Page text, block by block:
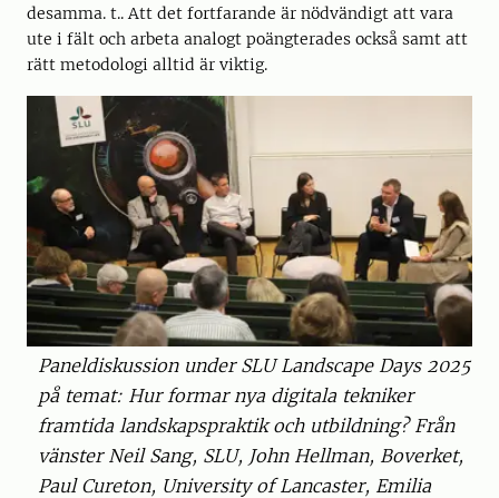
desamma. t.. Att det fortfarande är nödvändigt att vara
ute i fält och arbeta analogt poängterades också samt att
rätt metodologi alltid är viktig.
Paneldiskussion under SLU Landscape Days 2025
på temat: Hur formar nya digitala tekniker
framtida landskapspraktik och utbildning? Från
vänster Neil Sang, SLU, John Hellman, Boverket,
Paul Cureton, University of Lancaster, Emilia